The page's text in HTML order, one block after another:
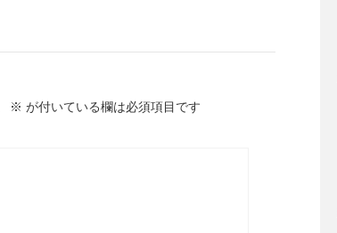
※ が付いている欄は必須項目です